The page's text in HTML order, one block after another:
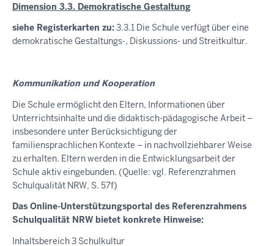
Dimension 3.3. Demokratische Gestaltung
siehe Registerkarten zu:3.3.1 Die Schule verfügt über eine
demokratische Gestaltungs-, Diskussions- und Streitkultur.
Kommunikation und Kooperation
Die Schule ermöglicht den Eltern, Informationen über
Unterrichtsinhalte und die didaktisch-pädagogische Arbeit –
insbesondere unter Berücksichtigung der
familiensprachlichen Kontexte – in nachvollziehbarer Weise
zu erhalten. Eltern werden in die Entwicklungsarbeit der
Schule aktiv eingebunden. (Quelle: vgl. Referenzrahmen
Schulqualität NRW, S. 57f)
Das Online-Unterstützungsportal des Referenzrahmens
Schulqualität NRW bietet konkrete Hinweise:
Inhaltsbereich 3 Schulkultur